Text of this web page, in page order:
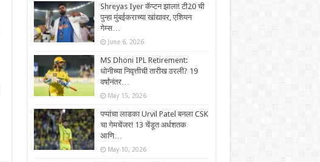
Shreyas Iyer कॅप्टन झाला! टी20 ची
पुन्हा मुंबईकराच्या खांद्यावर, एशियन
गेम्स…
June 6, 2026
MS Dhoni IPL Retirement:
धोनीच्या निवृत्तीची तारीख ठरली? 19
वर्षांनंतर…
May 15, 2026
पप्पांचा लाडका Urvil Patel बनला CSK
चा गेमचेंजर! 13 चेंडूत अर्धशतक
आणि…
May 10, 2026